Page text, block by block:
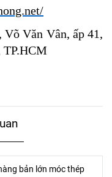
Võ Văn Vân, ấp 41,
TP.HCM
bản lớn móc thép